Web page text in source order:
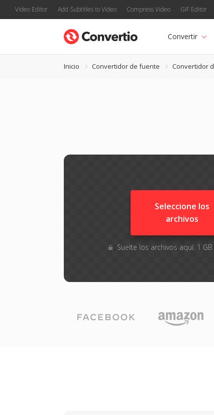
Video Editor Add Subtitles to Video Compress Video GIF Editor
Convertir
Inicio Convertidor de fuente Convertidor
Seleccione los
archivos
Suelte los archivos aquí. 1